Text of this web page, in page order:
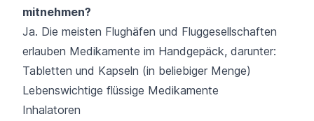
mitnehmen?
Ja. Die meisten Flughäfen und Fluggesellschaften
erlauben Medikamente im Handgepäck, darunter:
Tabletten und Kapseln (in beliebiger Menge)
Lebenswichtige flüssige Medikamente
Inhalatoren